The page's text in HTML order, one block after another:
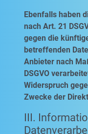
Ebenfalls haben
nach Art. 21
gegen die
betreffenden
Anbieter nach
DSGVO
Widerspruch
Zwecke der
III.